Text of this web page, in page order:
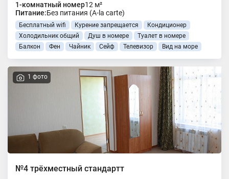
1-комнатный номер12 м²
Питание:Без питания (A-la carte)
Бесплатный wifi Курение запрещается
Кондиционер
Холодильник общий
Душ в номере
Туалет в номере
Балкон
Фен Чайник Сейф Телевизор Вид на море
1 фото
№4 трёхместный стандартт